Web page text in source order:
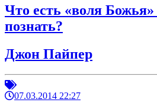
Что есть «воля Божья»
познать?
Джон Пайпер
07.03.2014 22:27